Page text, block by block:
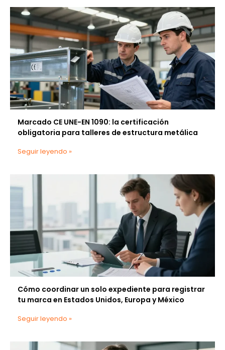
Marcado CE UNE-EN 1090: la certificación
obligatoria para talleres de estructura metálica
Seguir leyendo »
Cómo coordinar un solo expediente para registrar
tu marca en Estados Unidos, Europa y México
Seguir leyendo »